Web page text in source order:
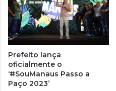
Prefeito lança
oficialmente o
‘#SouManaus Passo a
Paço 2023’